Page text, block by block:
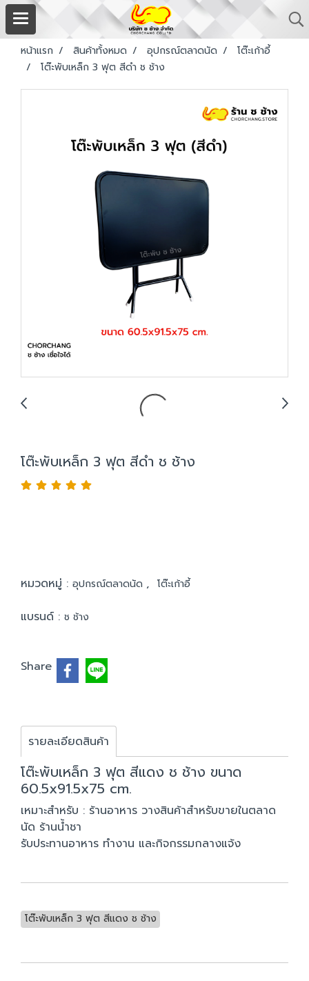
หน้าแรก สินค้าทั้งหมด อุปกรณ์ตลาดนัด
โต๊ะเก้าอี้
โต๊ะพับเหล็ก 3 ฟุต สีดำ ช ช้าง
โต๊ะพับเหล็ก 3 ฟุต สีดำ ช ช้าง
หมวดหมู่ : อุปกรณ์ตลาดนัด , โต๊ะเก้าอี้
แบรนด์ : ช ช้าง
Share
รายละเอียดสินค้า
โต๊ะพับเหล็ก 3 ฟุต สีแดง ช ช้าง ขนาด
60.5x91.5x75 cm.
เหมาะสำหรับ : ร้านอาหาร วางสินค้าสำหรับขายในตลาด
นัด ร้านน้ำชา
รับประทานอาหาร ทำงาน และกิจกรรมกลางแจ้ง
โต๊ะพับเหล็ก 3 ฟุต สีแดง ช ช้าง